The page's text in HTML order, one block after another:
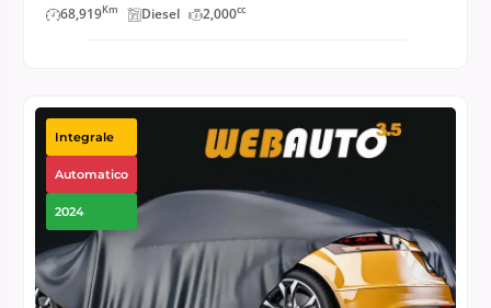
68,919Km Diesel 2,000cc
Integrale
Automatico
2024